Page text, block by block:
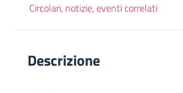
Circolari, notizie, eventi correlati
Descrizione